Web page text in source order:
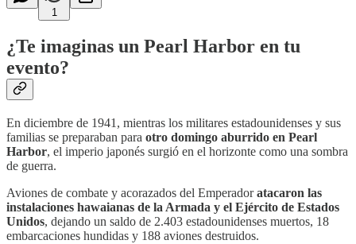
1
¿Te imaginas un Pearl Harbor en tu
evento?
En diciembre de 1941, mientras los militares estadounidenses y sus
familias se preparaban para otro domingo aburrido en Pearl
Harbor, el imperio japonés surgió en el horizonte como una sombra
de guerra.
Aviones de combate y acorazados del Emperadoratacaron las
instalaciones hawaianas de la Armada y el Ejército de Estados
Unidos, dejando un saldo de 2.403 estadounidenses muertos, 18
embarcaciones hundidas y 188 aviones destruidos.